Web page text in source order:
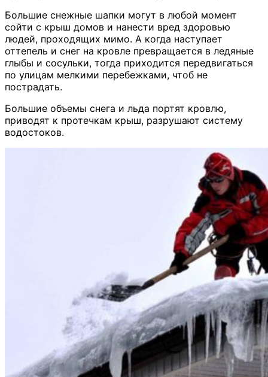
Большие снежные шапки могут в любой момент
сойти с крыш домов и нанести вред здоровью
людей, проходящих мимо. А когда наступает
оттепель и снег на кровле превращается в ледяные
глыбы и сосульки, тогда приходится передвигаться
по улицам мелкими перебежками, чтоб не
пострадать.
Большие объемы снега и льда портят кровлю,
приводят к протечкам крыш, разрушают систему
водостоков.